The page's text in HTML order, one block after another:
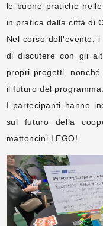
le buone pratiche
in pratica dalla città di
Nel corso dell'evento, i
di discutere con gli
propri progetti,
il futuro del programma.
I partecipanti hanno
sul futuro della
mattoncini LEGO!